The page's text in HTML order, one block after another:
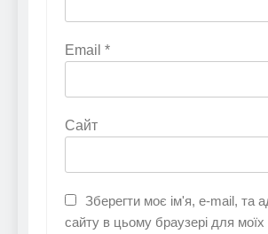
Email *
Сайт
Зберегти моє ім'я, e-mail, та
сайту в цьому браузері для моїх